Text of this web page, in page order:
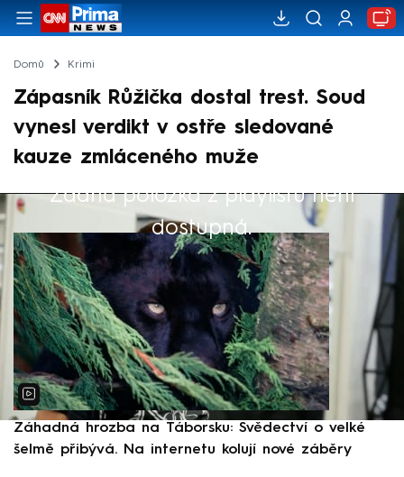
Domů Krimi
Zápasník Růžička dostal trest. Soud
vynesl verdikt v ostře sledované
kauze zmláceného muže
Žádná položka z playlistu není
dostupná.
Výběr redakce
Záhadná hrozba na Táborsku: Svědectví o velké
šelmě přibývá. Na internetu kolují nové záběry